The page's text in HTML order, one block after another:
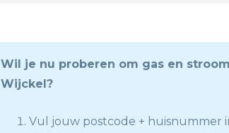
Wil je nu proberen om gas en
Wijckel?
Vul jouw postcode + huisnummer